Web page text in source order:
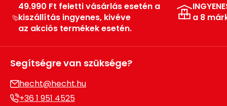
Kiegészítők
49.990 Ft feletti vásárlás esetén a
kiszállítás ingyenes, kivéve
az akciós termékek esetén.
a 8
Segítségre van szüksége?
hecht@hecht.hu
+36 1 951 4525